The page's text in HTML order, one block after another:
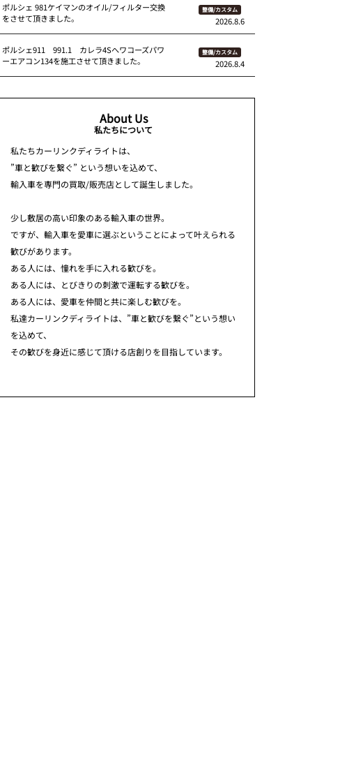
ポルシェ 981ケイマンのオイル/フィルター交換
をさせて頂きました。
整備/カスタム
2026.8.6
ポルシェ911 991.1 カレラ4Sへワコーズパワ
ーエアコン134を施工させて頂きました。
整備/カスタム
2026.8.4
About Us
私たちについて
私たちカーリンクディライトは、
”車と歓びを繋ぐ” という想いを込めて、
輸入車を専門の買取/販売店として誕生しました。
少し敷居の高い印象のある輸入車の世界。
ですが、輸入車を愛車に選ぶということによって叶えられる
歓びがあります。
ある人には、憧れを手に入れる歓びを。
ある人には、とびきりの刺激で運転する歓びを。
ある人には、愛車を仲間と共に楽しむ歓びを。
私達カーリンクディライトは、”車と歓びを繋ぐ”という想い
を込めて、
その歓びを身近に感じて頂ける店創りを目指しています。